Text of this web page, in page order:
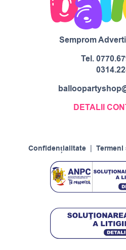
Semprom
Tel.
DETALII
Confidențialitate